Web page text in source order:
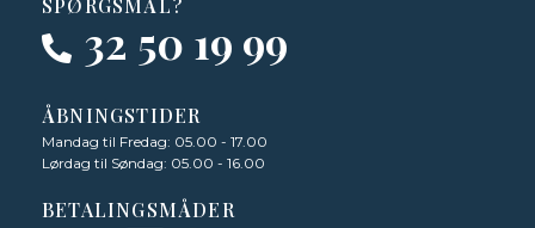
SPØRGSMÅL?
32 50 19 99
ÅBNINGSTIDER
Mandag til Fredag: 05.00 - 17.00
Lørdag til Søndag: 05.00 - 16.00
BETALINGSMÅDER